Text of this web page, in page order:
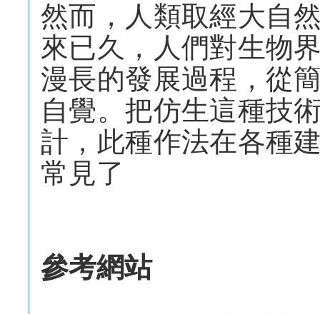
然而，人類取經大自
來已久，人們對生物
漫長的發展過程，從
自覺。把仿生這種技
計，此種作法在各種
常見了
參考網站